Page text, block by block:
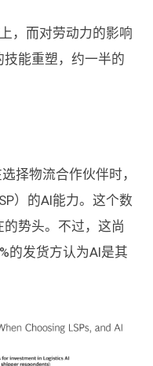
，而对劳动力的影响
能重塑，约一半的
择物流合作伙伴时，
）的AI能力。这个数
势头。不过，这尚
的发货方认为AI是其